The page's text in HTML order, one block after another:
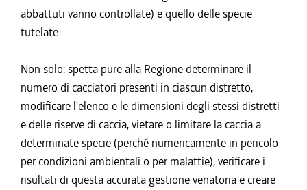
abbattuti vanno controllate) e quello delle specie
tutelate.
Non solo: spetta pure alla Regione determinare il
numero di cacciatori presenti in ciascun distretto,
modificare l'elenco e le dimensioni degli stessi distretti
e delle riserve di caccia, vietare o limitare la caccia a
determinate specie (perché numericamente in pericolo
per condizioni ambientali o per malattie), verificare i
risultati di questa accurata gestione venatoria e creare